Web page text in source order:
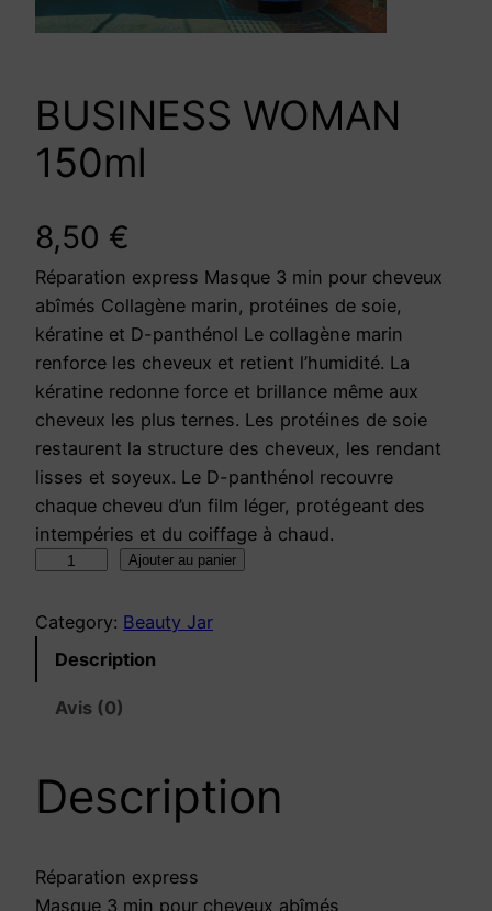
BUSINESS WOMAN
150ml
8,50 €
Réparation express Masque 3 min pour cheveux
abîmés Collagène marin, protéines de soie,
kératine et D-panthénol Le collagène marin
renforce les cheveux et retient l’humidité. La
kératine redonne force et brillance même aux
cheveux les plus ternes. Les protéines de soie
restaurent la structure des cheveux, les rendant
lisses et soyeux. Le D-panthénol recouvre
chaque cheveu d’un film léger, protégeant des
intempéries et du coiffage à chaud.
a
d
e
U
S
Ajouter au panier
Category: Beauty Jar
Description
Avis (0)
Description
Réparation express
Masque 3 min pour cheveux abîmés